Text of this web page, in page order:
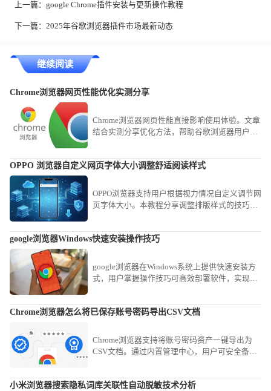
上一篇： google Chrome插件安装与更新操作教程
下一篇： 2025年谷歌浏览器插件市场最新动态
继续阅读
Chrome浏览器网页性能优化实测分享
Chrome浏览器网页性能直接影响使用体验。文章
结合实测分享优化方法，帮助谷歌浏览器用户改
OPPO 浏览器自定义网页字体大小调整舒适阅读样式
OPPO浏览器支持用户根据视力情况自定义调节网
页字体大小。本教程分享调整排版样式的技巧，
读视觉体验。
google浏览器Windows快速安装操作技巧
google浏览器在Windows系统上提供快速安装方
式，用户掌握操作技巧可高效部署软件，实现浏
Chrome浏览器怎么将已保存账号密码导出CSV文档
Chrome浏览器支持将账号密码资产一键导出为
CSV文档。通过内置管理中心，用户可安全备份
小米浏览器搜索隐私词库关联性自动脱敏技术分析